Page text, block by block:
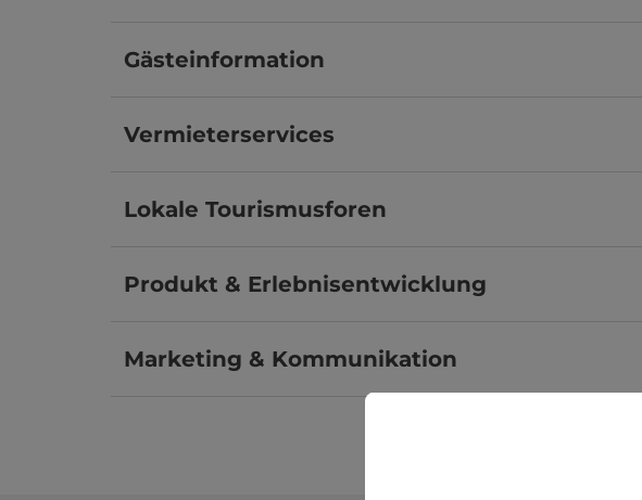
Gästeinformation
Vermieterservices
Lokale Tourismusforen
Produkt & Erlebnisentwicklung
Marketing & Kommunikation